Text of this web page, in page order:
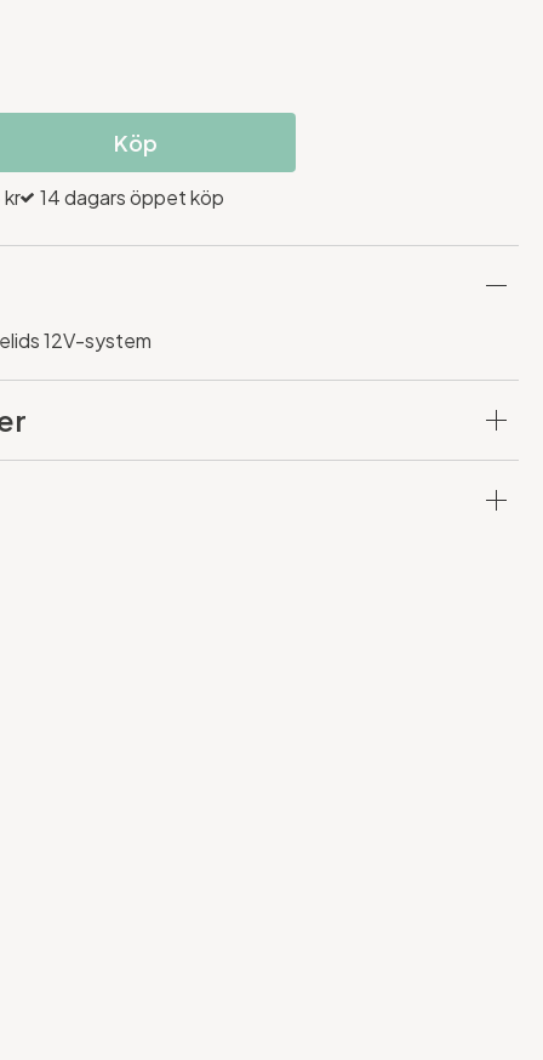
Köp
kr 14 dagars öppet köp
12V-system